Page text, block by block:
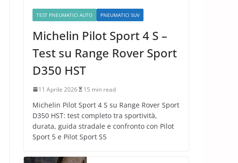
TEST PNEUMATICI AUTO PNEUMATICI SUV
Michelin Pilot Sport 4 S –
Test su Range Rover Sport
D350 HST
11 Aprile 2026 15 min read
Michelin Pilot Sport 4 S su Range Rover Sport
D350 HST: test completo tra sportività,
durata, guida stradale e confronto con Pilot
Sport 5 e Pilot Sport S5